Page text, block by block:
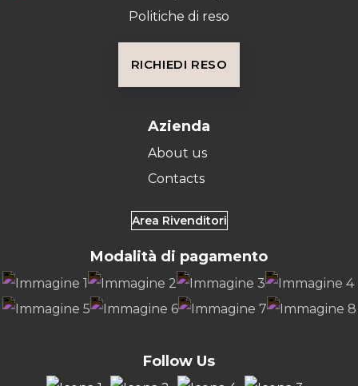
Politiche di reso
RICHIEDI RESO
Azienda
About us
Contacts
Area Rivenditori
Modalità di pagamento
Follow Us